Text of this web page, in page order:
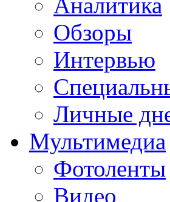
Аналитика
Обзоры
Интервью
Личные
Мультимедиа
Фотоленты
Видео